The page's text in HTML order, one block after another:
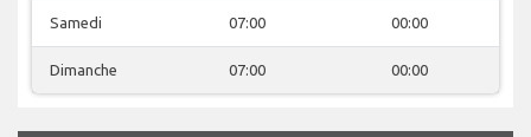
Samedi 07:00 00:00
Dimanche 07:00 00:00